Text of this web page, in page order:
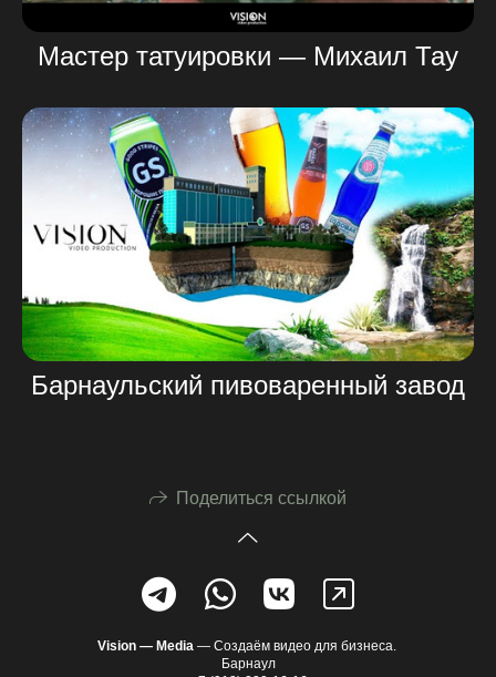
Мастер татуировки — Михаил Тау
Барнаульский пивоваренный завод
Поделиться ссылкой
Vision — Media — Создаём видео для бизнеса.
Барнаул